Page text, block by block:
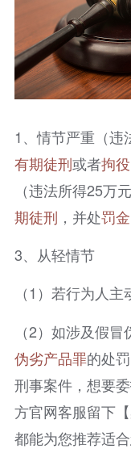
1、情节严重（违
有期徒刑或者拘役
（违法所得25万
期徒刑 ，并处罚金
3、从轻情节
（1）若行为人
（2）如涉及假
伪劣产品罪的处
刑事案件，想要
方官网客服留下
都能为您推荐适